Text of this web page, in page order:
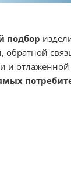
подбор
обратной
и отлаженной